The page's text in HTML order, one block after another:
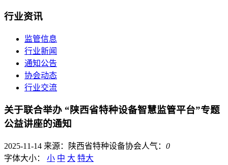
行业资讯
监管信息
行业新闻
通知公告
协会动态
行业交流
关于联合举办 “陕西省特种设备智慧监管平台”专题
公益讲座的通知
2025-11-14 来源：陕西省特种设备协会人气： 0
字体大小： 小 中 大 特大